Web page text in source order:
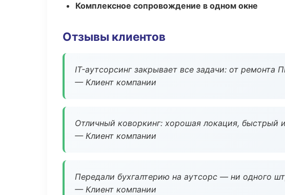
Комплексное сопровождение в одном окне
Отзывы клиентов
IT-аутсорсинг закрывает все задачи: от
— Клиент компании
Отличный коворкинг: хорошая локация, быстрый
— Клиент компании
Передали бухгалтерию на аутсорс — ни одного
— Клиент компании